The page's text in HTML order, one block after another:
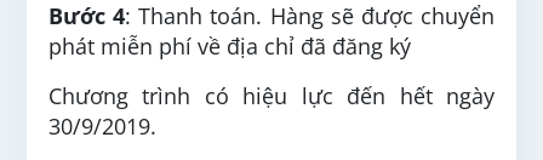
Bước 4: Thanh toán. Hàng sẽ được chuyển
phát miễn phí về địa chỉ đã đăng ký
Chương trình có hiệu lực đến hết ngày
30/9/2019.